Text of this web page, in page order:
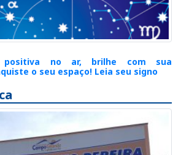
no ar, brilhe com sua
o seu espaço! Leia seu signo